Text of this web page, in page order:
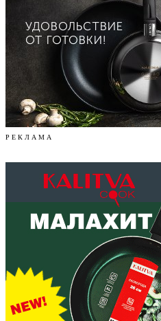
Р Е К Л А М А